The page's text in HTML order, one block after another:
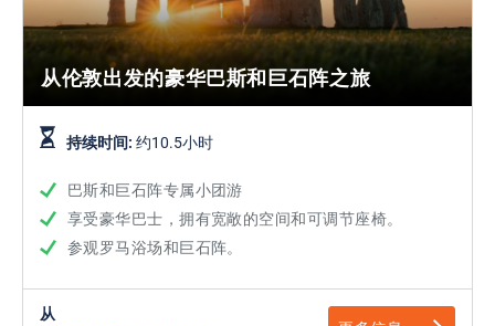
从伦敦出发的豪华巴斯和巨石阵之旅
持续时间: 约10.5小时
巴斯和巨石阵专属小团游
享受豪华巴士，拥有宽敞的空间和可调节座椅。
参观罗马浴场和巨石阵。
从